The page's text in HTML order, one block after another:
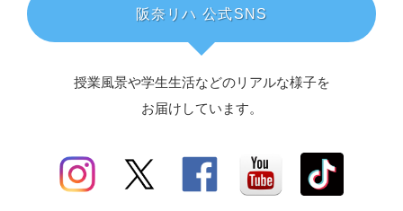
阪奈リハ 公式SNS
授業風景や学生生活などのリアルな様子を
お届けしています。